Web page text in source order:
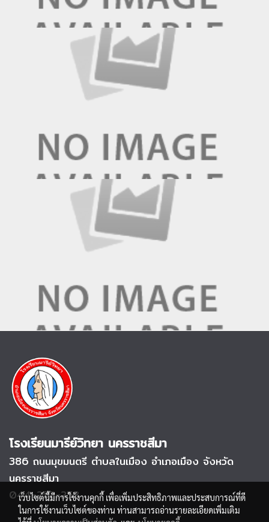
โรงเรียนมารีย์วิทยา นครราชสีมา
386 ถนนมุขมนตรี ตำบลในเมือง อำเภอเมือง จังหวัด
นครราชสีมา
044-252-253
เว็บไซต์นี้มีการใช้งานคุกกี้ เพื่อเพิ่มประสิทธิภาพและประสบการณ์ที่ดี
ในการใช้งานเว็บไซต์ของท่าน ท่านสามารถอ่านรายละเอียดเพิ่มเติม